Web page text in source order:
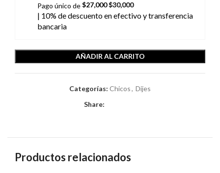
Pago único de$27,000$30,000
| 10% de descuentoen efectivo y transferencia
bancaria
AÑADIR AL CARRITO
Categorías: Chicos, Dijes
Share:
Productos relacionados